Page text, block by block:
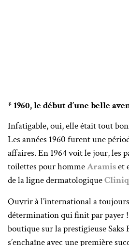
* 1960, le début d’une belle
Infatigable, oui, elle était tout
Les années 1960 furent une
affaires. En 1964 voit le jour, les
toilettes pour hommeAramiset
de la ligne dermatologique
Ouvrir à l’international a
détermination qui finit par payer
boutique sur la prestigieuse
s’enchaîne avec une première